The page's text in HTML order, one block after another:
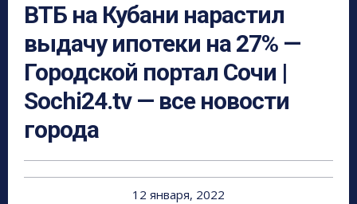
ВТБ на Кубани нарастил
выдачу ипотеки на 27% —
Городской портал Сочи |
Sochi24.tv — все новости
города
12 января, 2022